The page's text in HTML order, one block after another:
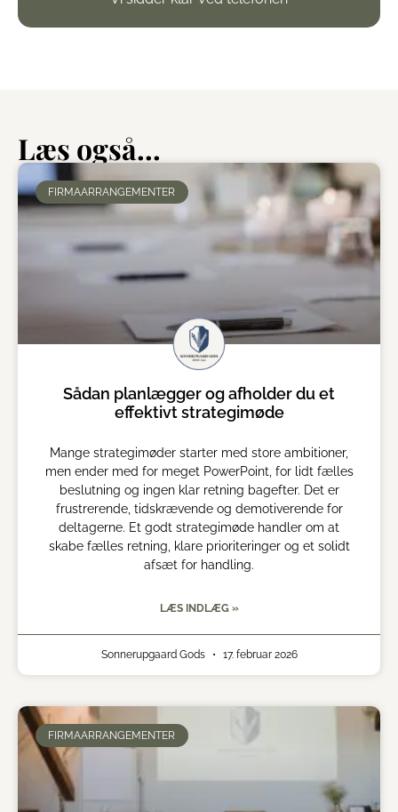
Læs også...
FIRMAARRANGEMENTER
Sådan planlægger og afholder du et
effektivt strategimøde
Mange strategimøder starter med store ambitioner,
men ender med for meget PowerPoint, for lidt fælles
beslutning og ingen klar retning bagefter. Det er
frustrerende, tidskrævende og demotiverende for
deltagerne. Et godt strategimøde handler om at
skabe fælles retning, klare prioriteringer og et solidt
afsæt for handling.
LÆS INDLÆG »
Sonnerupgaard Gods 17. februar 2026
FIRMAARRANGEMENTER